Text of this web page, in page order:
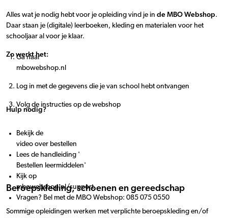
Alles wat je nodig hebt voor je opleiding vind je in de MBO Webshop.
Daar staan je (digitale) leerboeken, kleding en materialen voor het
schooljaar al voor je klaar.
Zo werkt het:
Ga naar
mbowebshop.nl
Log in met de gegevens die je van school hebt ontvangen
Volg de instructies op de webshop
Hulp nodig?
Bekijk de
video over bestellen
Lees de handleiding '
Bestellen leermiddelen'
Kijk op
mbowebshop.nl/support
Vragen? Bel met de MBO Webshop: 085 075 0550
Beroepskleding, schoenen en gereedschap
Sommige opleidingen werken met verplichte beroepskleding en/of